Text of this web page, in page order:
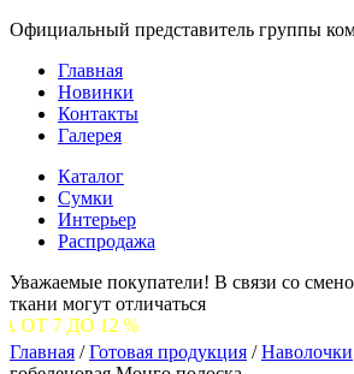
Официальный представитель группы
Главная
Новинки
Контакты
Галерея
Каталог
Сумки
Интерьер
Распродажа
Уважаемые покупатели! В связи со
ткани могут отличаться
%
Главная /Готовая продукция /Наволочки